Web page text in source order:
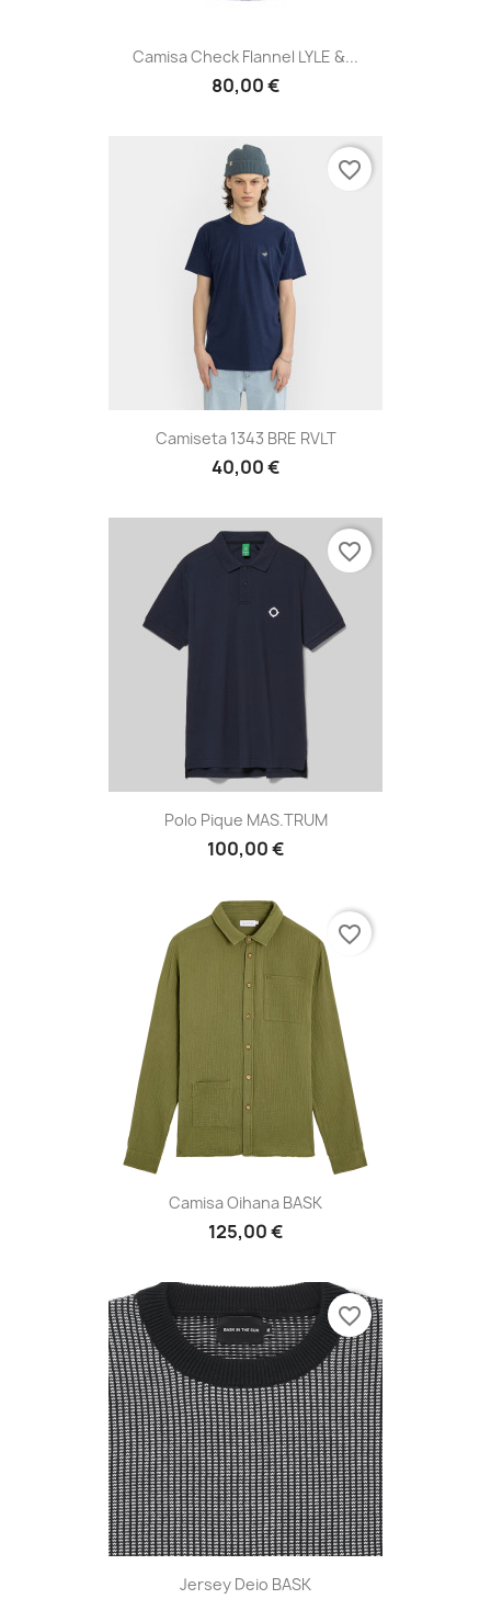
Camisa Check Flannel LYLE &...
80,00 €
Camiseta 1343 BRE RVLT
40,00 €
favorite_border
Polo Pique MAS.TRUM
100,00 €
favorite_border
Camisa Oihana BASK
125,00 €
favorite_border
Jersey Deio BASK
favorite_border